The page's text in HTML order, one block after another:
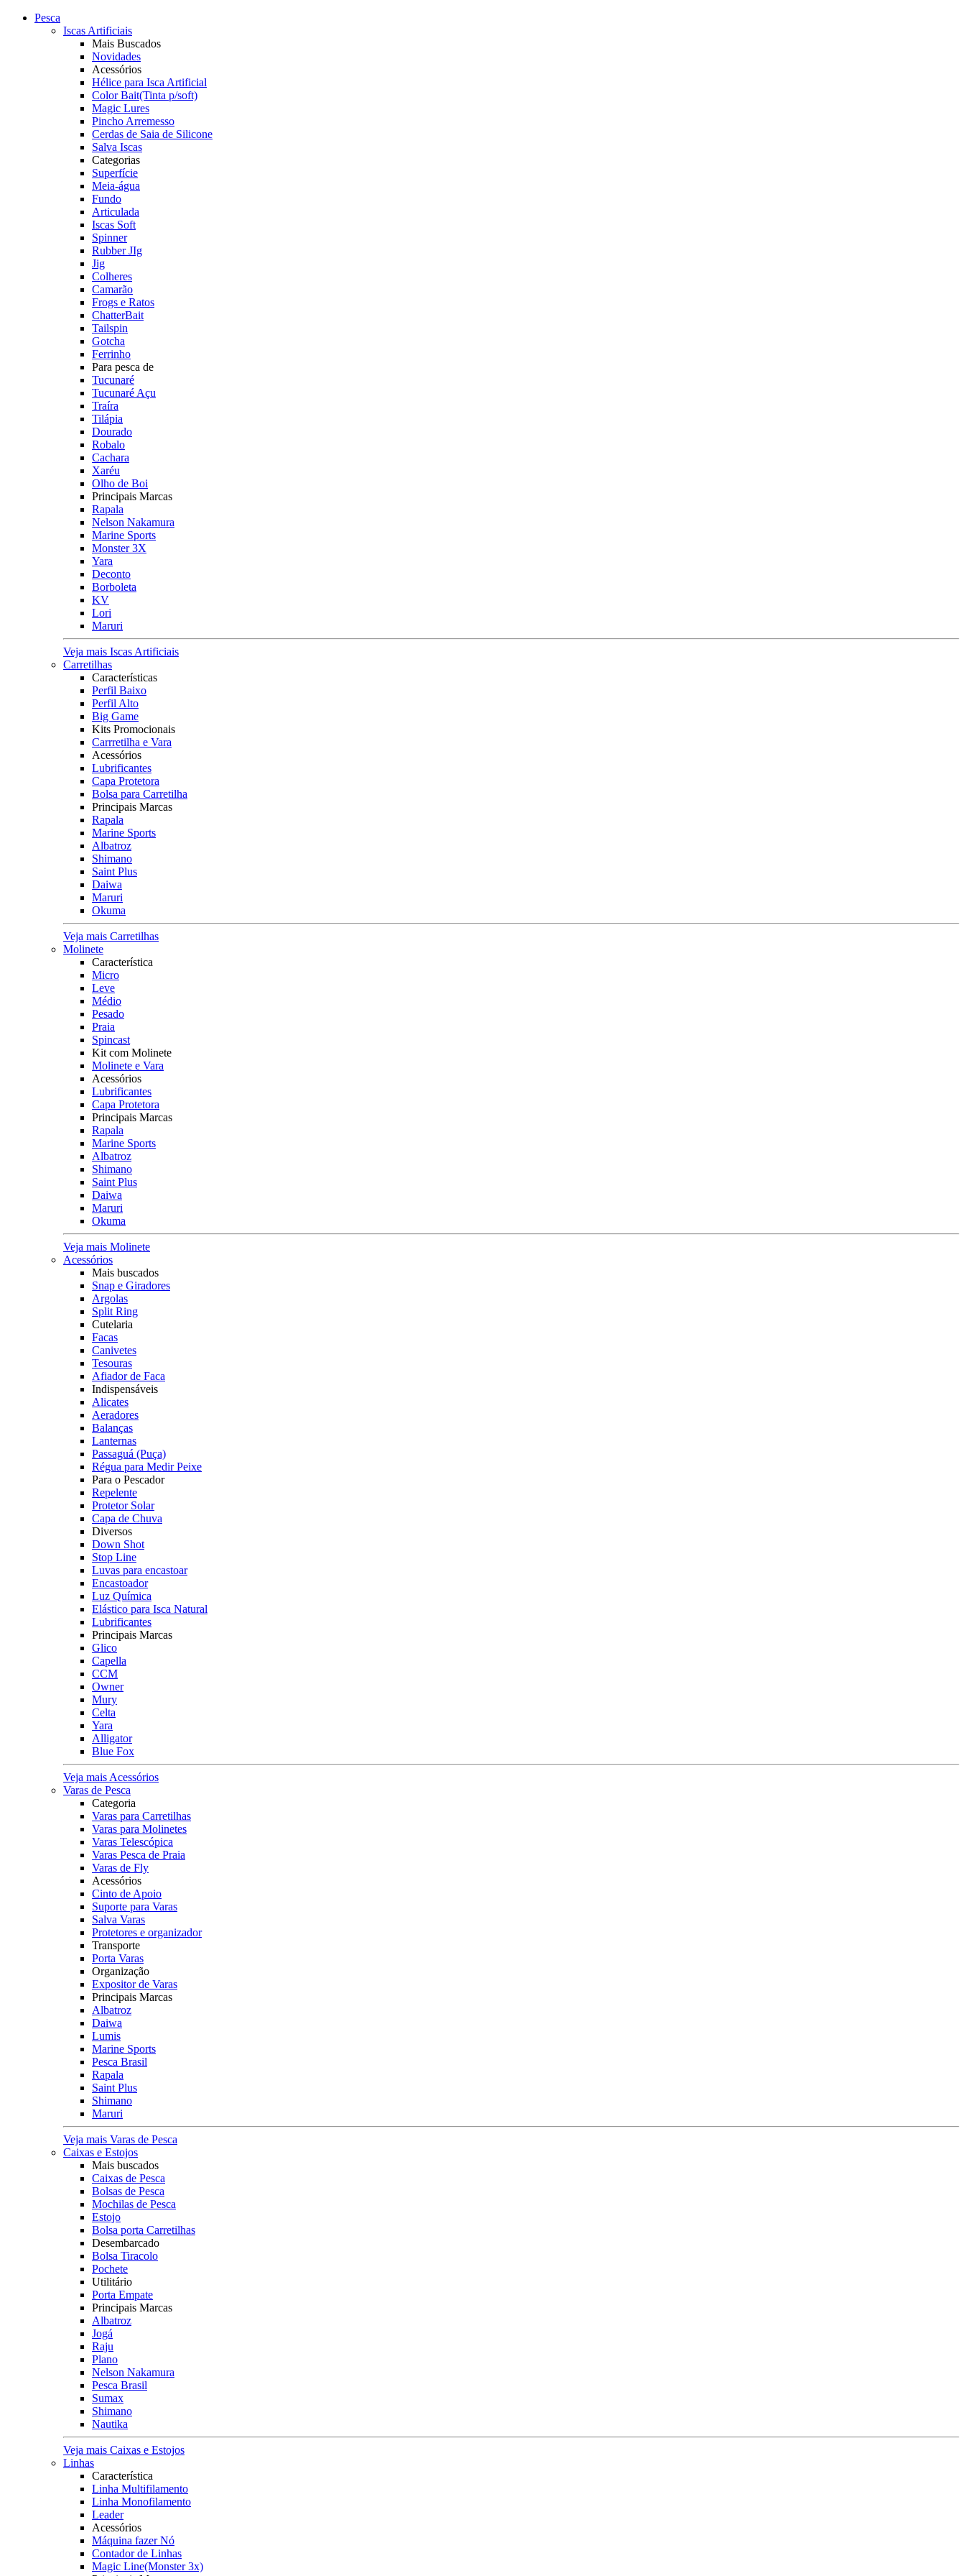
Pesca
Iscas Artificiais
Mais Buscados
Novidades
Acessórios
Hélice para Isca Artificial
Color Bait(Tinta p/soft)
Magic Lures
Pincho Arremesso
Cerdas de Saia de Silicone
Salva Iscas
Categorias
Superfície
Meia-água
Fundo
Articulada
Iscas Soft
Spinner
Rubber JIg
Jig
Colheres
Camarão
Frogs e Ratos
ChatterBait
Tailspin
Gotcha
Ferrinho
Para pesca de
Tucunaré
Tucunaré Açu
Traíra
Tilápia
Dourado
Robalo
Cachara
Xaréu
Olho de Boi
Principais Marcas
Rapala
Nelson Nakamura
Marine Sports
Monster 3X
Yara
Deconto
Borboleta
KV
Lori
Maruri
Veja mais Iscas Artificiais
Carretilhas
Características
Perfil Baixo
Perfil Alto
Big Game
Kits Promocionais
Carrretilha e Vara
Acessórios
Lubrificantes
Capa Protetora
Bolsa para Carretilha
Principais Marcas
Rapala
Marine Sports
Albatroz
Shimano
Saint Plus
Daiwa
Maruri
Okuma
Veja mais Carretilhas
Molinete
Característica
Micro
Leve
Médio
Pesado
Praia
Spincast
Kit com Molinete
Molinete e Vara
Acessórios
Lubrificantes
Capa Protetora
Principais Marcas
Rapala
Marine Sports
Albatroz
Shimano
Saint Plus
Daiwa
Maruri
Okuma
Veja mais Molinete
Acessórios
Mais buscados
Snap e Giradores
Argolas
Split Ring
Cutelaria
Facas
Canivetes
Tesouras
Afiador de Faca
Indispensáveis
Alicates
Aeradores
Balanças
Lanternas
Passaguá (Puça)
Régua para Medir Peixe
Para o Pescador
Repelente
Protetor Solar
Capa de Chuva
Diversos
Down Shot
Stop Line
Luvas para encastoar
Encastoador
Luz Química
Elástico para Isca Natural
Lubrificantes
Principais Marcas
Glico
Capella
CCM
Owner
Mury
Celta
Yara
Alligator
Blue Fox
Veja mais Acessórios
Varas de Pesca
Categoria
Varas para Carretilhas
Varas para Molinetes
Varas Telescópica
Varas Pesca de Praia
Varas de Fly
Acessórios
Cinto de Apoio
Suporte para Varas
Salva Varas
Protetores e organizador
Transporte
Porta Varas
Organização
Expositor de Varas
Principais Marcas
Albatroz
Daiwa
Lumis
Marine Sports
Pesca Brasil
Rapala
Saint Plus
Shimano
Maruri
Veja mais Varas de Pesca
Caixas e Estojos
Mais buscados
Caixas de Pesca
Bolsas de Pesca
Mochilas de Pesca
Estojo
Bolsa porta Carretilhas
Desembarcado
Bolsa Tiracolo
Pochete
Utilitário
Porta Empate
Principais Marcas
Albatroz
Jogá
Raju
Plano
Nelson Nakamura
Pesca Brasil
Sumax
Shimano
Nautika
Veja mais Caixas e Estojos
Linhas
Característica
Linha Multifilamento
Linha Monofilamento
Leader
Acessórios
Máquina fazer Nó
Contador de Linhas
Magic Line(Monster 3x)